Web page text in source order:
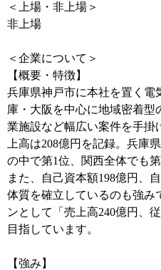
＜上場・非上場＞
非上場
＜企業について＞
【概要・特徴】
兵庫県神戸市に本社を置く電
庫・大阪を中心に地域密着
業施設など幅広い案件を手掛
上高は208億円を記録。兵庫
の中で第1位、関西全体でも
また、自己資本額198億円、
体質を確立しているのも強み
ンとして「売上高240億円、
目指しています。
【強み】